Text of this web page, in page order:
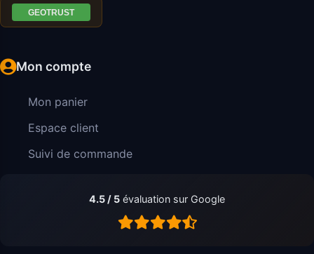
Mon compte
Mon panier
Espace client
Suivi de commande
4.5 / 5 évaluation sur Google